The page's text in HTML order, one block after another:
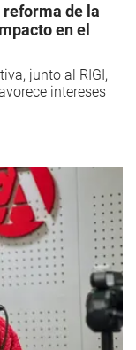
de la
en el
junto al RIGI,
intereses